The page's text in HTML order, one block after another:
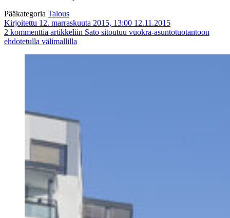
Pääkategoria Talous
Kirjoitettu 12. marraskuuta 2015, 13:00 12.11.2015
2 kommenttia artikkeliin Sato sitoutuu vuokra-asuntotuotantoon
ehdotetulla välimallilla